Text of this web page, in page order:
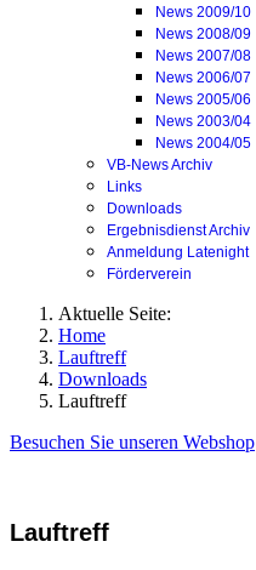
News 2009/10
News 2008/09
News 2007/08
News 2006/07
News 2005/06
News 2003/04
News 2004/05
VB-News Archiv
Links
Downloads
Ergebnisdienst Archiv
Anmeldung Latenight
Förderverein
Aktuelle Seite:
Home
Lauftreff
Downloads
Lauftreff
Besuchen Sie unseren Webshop
Lauftreff